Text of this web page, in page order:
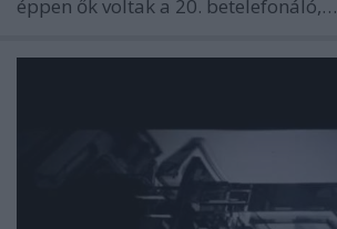
éppen ők voltak a 20. betelefonáló,…